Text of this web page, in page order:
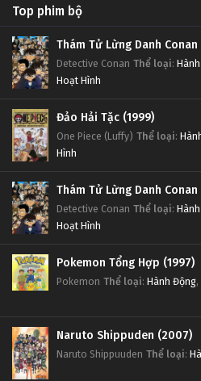
Top phim bộ
Thám Tử Lừng Danh Conan
Detective Conan Thể loại:
Hoạt Hình
Đảo Hải Tặc (1999)
One Piece (Luffy) Thể loại:
Hình
Thám Tử Lừng Danh
Detective Conan Thể loại:
Hoạt Hình
Pokemon Tổng Hợp (1997)
Pokemon Thể loại: Hành Động,
Naruto Shippuden (2007)
Naruto Shippuuden Thể loại: